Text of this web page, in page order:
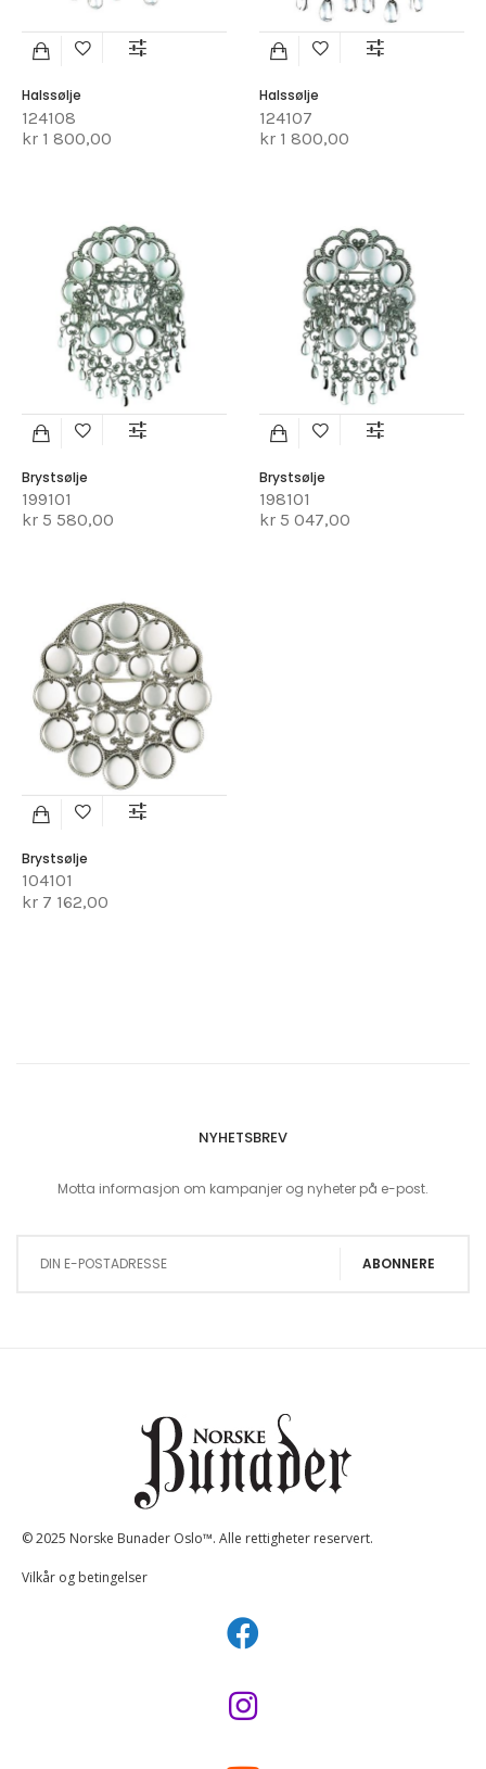
Halssølje
124108
kr 1 800,00
Halssølje
124107
kr 1 800,00
Brystsølje
199101
kr 5 580,00
Brystsølje
198101
kr 5 047,00
Brystsølje
104101
kr 7 162,00
NYHETSBREV
Motta informasjon om kampanjer og nyheter på e-post.
ABONNERE
© 2025 Norske Bunader Oslo™. Alle rettigheter reservert.
Vilkår og betingelser